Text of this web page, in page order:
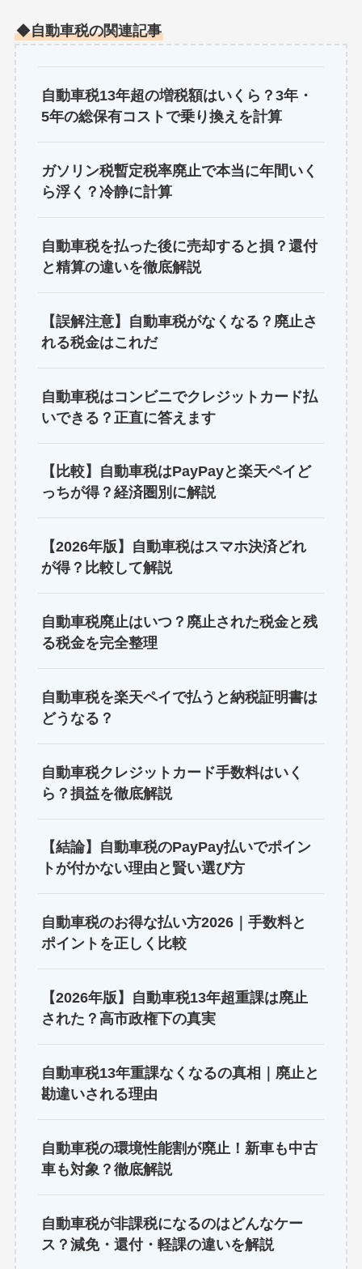
◆自動車税の関連記事
自動車税13年超の増税額はいくら？3年・
5年の総保有コストで乗り換えを計算
ガソリン税暫定税率廃止で本当に年間いく
ら浮く？冷静に計算
自動車税を払った後に売却すると損？還付
と精算の違いを徹底解説
【誤解注意】自動車税がなくなる？廃止さ
れる税金はこれだ
自動車税はコンビニでクレジットカード払
いできる？正直に答えます
【比較】自動車税はPayPayと楽天ペイど
っちが得？経済圏別に解説
【2026年版】自動車税はスマホ決済どれ
が得？比較して解説
自動車税廃止はいつ？廃止された税金と残
る税金を完全整理
自動車税を楽天ペイで払うと納税証明書は
どうなる？
自動車税クレジットカード手数料はいく
ら？損益を徹底解説
【結論】自動車税のPayPay払いでポイン
トが付かない理由と賢い選び方
自動車税のお得な払い方2026｜手数料と
ポイントを正しく比較
【2026年版】自動車税13年超重課は廃止
された？高市政権下の真実
自動車税13年重課なくなるの真相｜廃止と
勘違いされる理由
自動車税の環境性能割が廃止！新車も中古
車も対象？徹底解説
自動車税が非課税になるのはどんなケー
ス？減免・還付・軽課の違いを解説